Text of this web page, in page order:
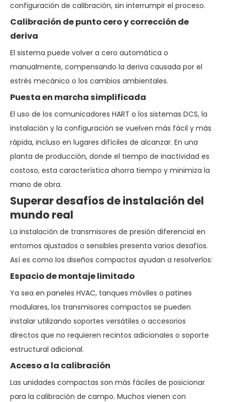
configuración de calibración, sin interrumpir el proceso.
Calibración de punto cero y corrección de
deriva
El sistema puede volver a cero automática o
manualmente, compensando la deriva causada por el
estrés mecánico o los cambios ambientales.
Puesta en marcha simplificada
El uso de los comunicadores HART o los sistemas DCS, la
instalación y la configuración se vuelven más fácil y más
rápida, incluso en lugares difíciles de alcanzar. En una
planta de producción, donde el tiempo de inactividad es
costoso, esta característica ahorra tiempo y minimiza la
mano de obra.
Superar desafíos de instalación del
mundo real
La instalación de transmisores de presión diferencial en
entornos ajustados o sensibles presenta varios desafíos.
Así es como los diseños compactos ayudan a resolverlos:
Espacio de montaje limitado
Ya sea en paneles HVAC, tanques móviles o patines
modulares, los transmisores compactos se pueden
instalar utilizando soportes versátiles o accesorios
directos que no requieren recintos adicionales o soporte
estructural adicional.
Acceso a la calibración
Las unidades compactas son más fáciles de posicionar
para la calibración de campo. Muchos vienen con